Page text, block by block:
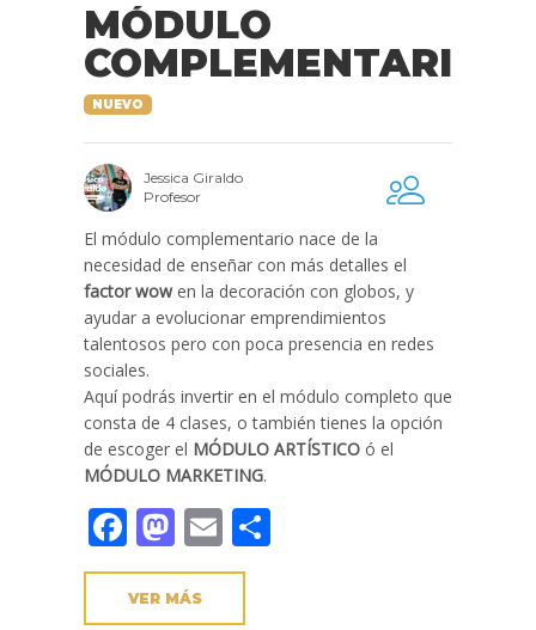
MÓDULO
COMPLEMENTARIO
NUEVO
Jessica Giraldo
Profesor
El módulo complementario nace de la
necesidad de enseñar con más detalles el
factor wowen la decoración con globos, y
ayudar a evolucionar emprendimientos
talentosos pero con poca presencia en redes
sociales.
Aquí podrás invertir en el módulo completo que
consta de 4 clases, o también tienes la opción
de escoger el MÓDULO ARTÍSTICO ó el
MÓDULO MARKETING.
Facebook
Mastodon
Email
VER MÁS